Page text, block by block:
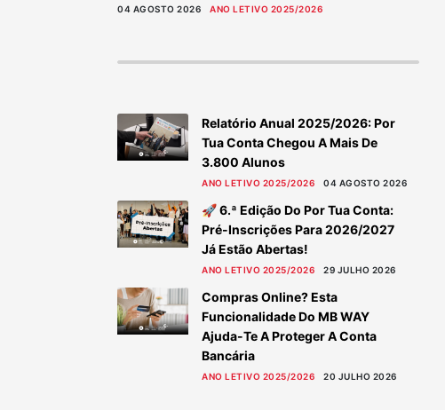
04 AGOSTO 2026 ANO LETIVO 2025/2026
Relatório Anual 2025/2026: Por
Tua Conta Chegou A Mais De
3.800 Alunos
ANO LETIVO 2025/2026 04 AGOSTO 2026
🚀 6.ª Edição Do Por Tua Conta:
Pré-Inscrições Para 2026/2027
Já Estão Abertas!
ANO LETIVO 2025/2026 29 JULHO 2026
Compras Online? Esta
Funcionalidade Do MB WAY
Ajuda-Te A Proteger A Conta
Bancária
ANO LETIVO 2025/2026 20 JULHO 2026